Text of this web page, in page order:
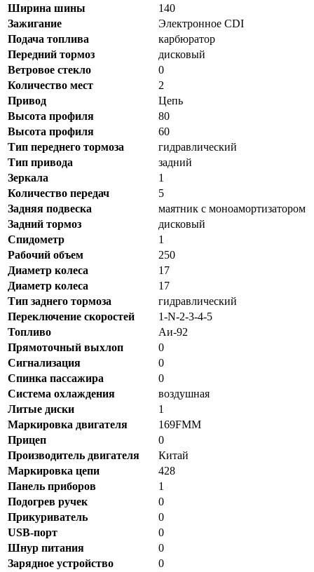
Ширина шины
140
Зажигание
Электронное CDI
Подача топлива
карбюратор
Передний тормоз
дисковый
Ветровое стекло
0
Количество мест
2
Привод
Цепь
Высота профиля
80
Высота профиля
60
Тип переднего тормоза
гидравлический
Тип привода
задний
Зеркала
1
Количество передач
5
Задняя подвеска
маятник с моноамортизатором
Задний тормоз
дисковый
Спидометр
1
Рабочий объем
250
Диаметр колеса
17
Диаметр колеса
17
Тип заднего тормоза
гидравлический
Переключение скоростей
1-N-2-3-4-5
Топливо
Аи-92
Прямоточный выхлоп
0
Сигнализация
0
Спинка пассажира
0
Система охлаждения
воздушная
Литые диски
1
Маркировка двигателя
169FMM
Прицеп
0
Производитель двигателя
Китай
Маркировка цепи
428
Панель приборов
1
Подогрев ручек
0
Прикуриватель
0
USB-порт
0
Шнур питания
0
Зарядное устройство
0